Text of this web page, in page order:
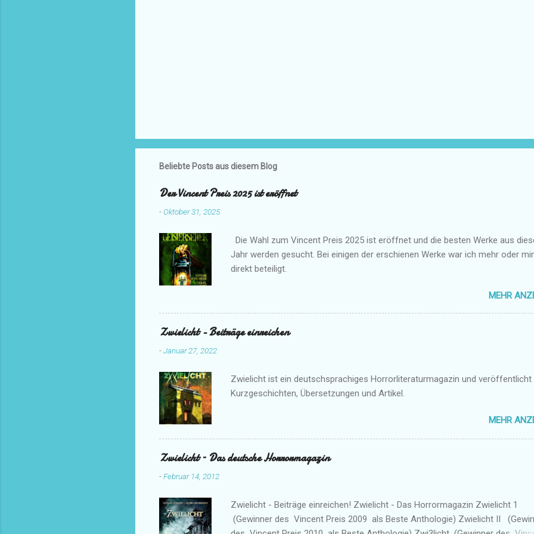
Beliebte Posts aus diesem Blog
Der Vincent Preis 2025 ist eröffnet
-Oktober 31, 2025
Die Wahl zum Vincent Preis 2025 ist eröffnet und die besten Werke aus
Jahr werden gesucht. Bei einigen der erschienen Werke war ich mehr oder
direkt beteiligt.
MEHR
Zwielicht - Beiträge einreichen
-Januar 27, 2022
Zwielicht ist ein deutschsprachiges Horrorliteraturmagazin und veröffentlicht
Kurzgeschichten, Übersetzungen und Artikel.
MEHR
Zwielicht – Das deutsche Horrormagazin
-Februar 14, 2012
Zwielicht - Beiträge einreichen! Zwielicht - Das Horrormagazin Zwielicht 1
(Gewinner des Vincent Preis 2009 als Beste Anthologie) Zwielicht II